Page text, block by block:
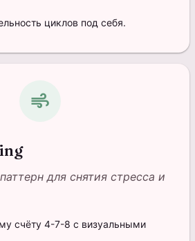
циклов под себя.
air
для снятия стресса и
счёту 4-7-8 с визуальными